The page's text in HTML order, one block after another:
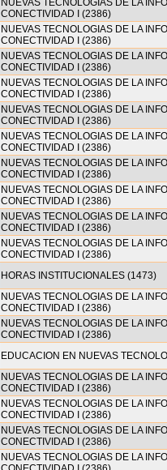
NUEVAS TECNOLOGIAS DE LA
CONECTIVIDAD I (2386)
NUEVAS TECNOLOGIAS DE LA
CONECTIVIDAD I (2386)
NUEVAS TECNOLOGIAS DE LA
CONECTIVIDAD I (2386)
NUEVAS TECNOLOGIAS DE LA
CONECTIVIDAD I (2386)
NUEVAS TECNOLOGIAS DE LA
CONECTIVIDAD I (2386)
NUEVAS TECNOLOGIAS DE LA
CONECTIVIDAD I (2386)
NUEVAS TECNOLOGIAS DE LA
CONECTIVIDAD I (2386)
NUEVAS TECNOLOGIAS DE LA
CONECTIVIDAD I (2386)
NUEVAS TECNOLOGIAS DE LA
CONECTIVIDAD I (2386)
NUEVAS TECNOLOGIAS DE LA
CONECTIVIDAD I (2386)
HORAS INSTITUCIONALES (1473)
NUEVAS TECNOLOGIAS DE LA
CONECTIVIDAD I (2386)
NUEVAS TECNOLOGIAS DE LA
CONECTIVIDAD I (2386)
EDUCACION EN NUEVAS
NUEVAS TECNOLOGIAS DE LA
CONECTIVIDAD I (2386)
NUEVAS TECNOLOGIAS DE LA
CONECTIVIDAD I (2386)
NUEVAS TECNOLOGIAS DE LA
CONECTIVIDAD I (2386)
NUEVAS TECNOLOGIAS DE LA